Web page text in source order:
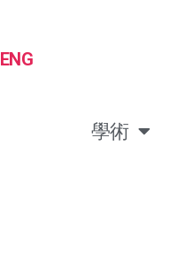
ENG
學術